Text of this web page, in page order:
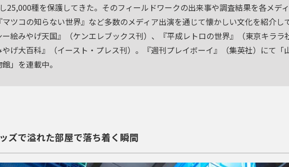
25,000種を保護してきた。そのフィールドワークの出来事や調査結果を各メデ
ツコの知らない世界』など多数のメディア出演を通じて懐かしい文化を紹介し
絵みやげ天国』（ケンエレブックス刊）、『平成レトロの世界』（東京キララ
やげ大百科』（イースト・プレス刊）。『週刊プレイボーイ』（集英社）にて「
」を連載中。
ズで溢れた部屋で落ち着く瞬間